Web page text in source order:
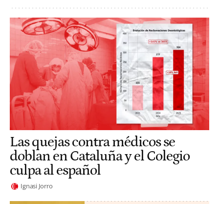
Las quejas contra médicos se
doblan en Cataluña y el Colegio
culpa al español
Ignasi Jorro